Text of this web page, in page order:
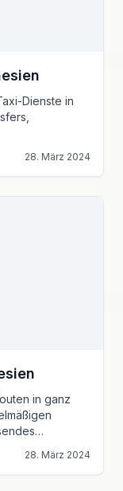
Dienste in
28. März 2024
in ganz
28. März 2024